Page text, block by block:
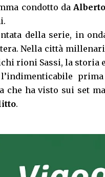
condotto da
della serie, in
Nella città
rioni Sassi, la storia
che ha visto sui set
.